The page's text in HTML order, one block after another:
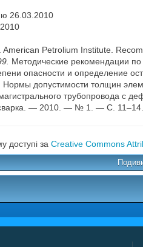
26.03.2010
. American Petrolium Institute.
Методические рекомендации
опасности и определение
Нормы допустимости толщин
трубопровода с
— 2010. — № 1. — С. 11–14.
доступі за Creative Commons